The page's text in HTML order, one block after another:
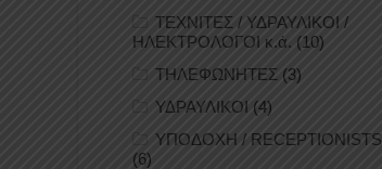
ΤΕΧΝΙΤΕΣ / ΥΔΡΑΥΛΙΚΟΙ /
ΗΛΕΚΤΡΟΛΟΓΟΙ κ.ά. (10)
ΤΗΛΕΦΩΝΗΤΕΣ (3)
ΥΔΡΑΥΛΙΚΟΙ (4)
ΥΠΟΔΟΧΗ / RECEPTIONISTS
(6)